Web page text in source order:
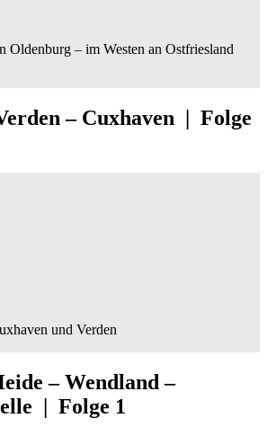
Oldenburg – im Westen an Ostfriesland
– Cuxhaven | Folge
und Verden
– Wendland –
| Folge 1